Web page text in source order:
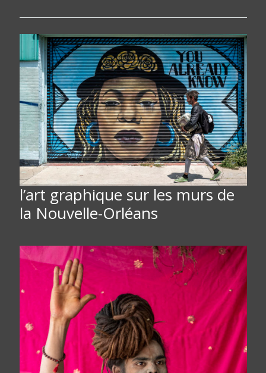
l’art graphique sur les murs de
la Nouvelle-Orléans